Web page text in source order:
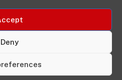
Deny
Inc. 版權。保留所有權利。